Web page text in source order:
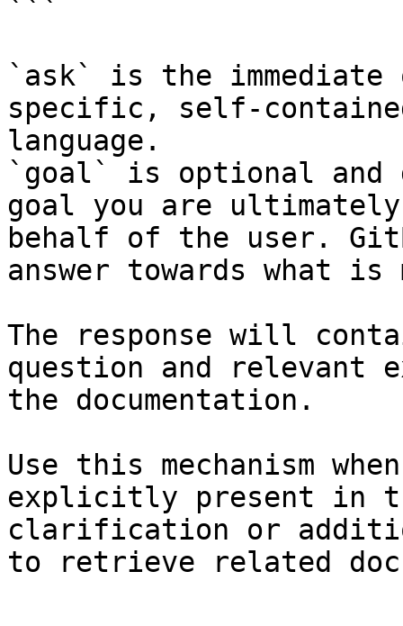
```
`ask` is the
specific, self-
language.
`goal` is optional and
goal you are
behalf of the user.
answer towards what
The response will
question and relevant
the documentation.
Use this mechanism
explicitly present in
clarification or